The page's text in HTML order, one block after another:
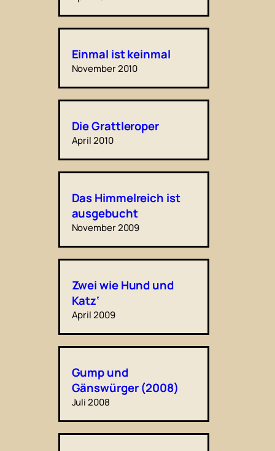
Einmal ist keinmal
November 2010
Die Grattleroper
April 2010
Das Himmelreich ist
ausgebucht
November 2009
Zwei wie Hund und
Katz‘
April 2009
Gump und
Gänswürger (2008)
Juli 2008